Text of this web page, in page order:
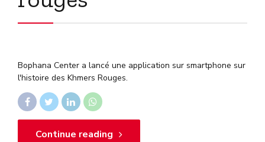
Bophana Center a lancé une application sur smartphone sur
l'histoire des Khmers Rouges.
Continue reading